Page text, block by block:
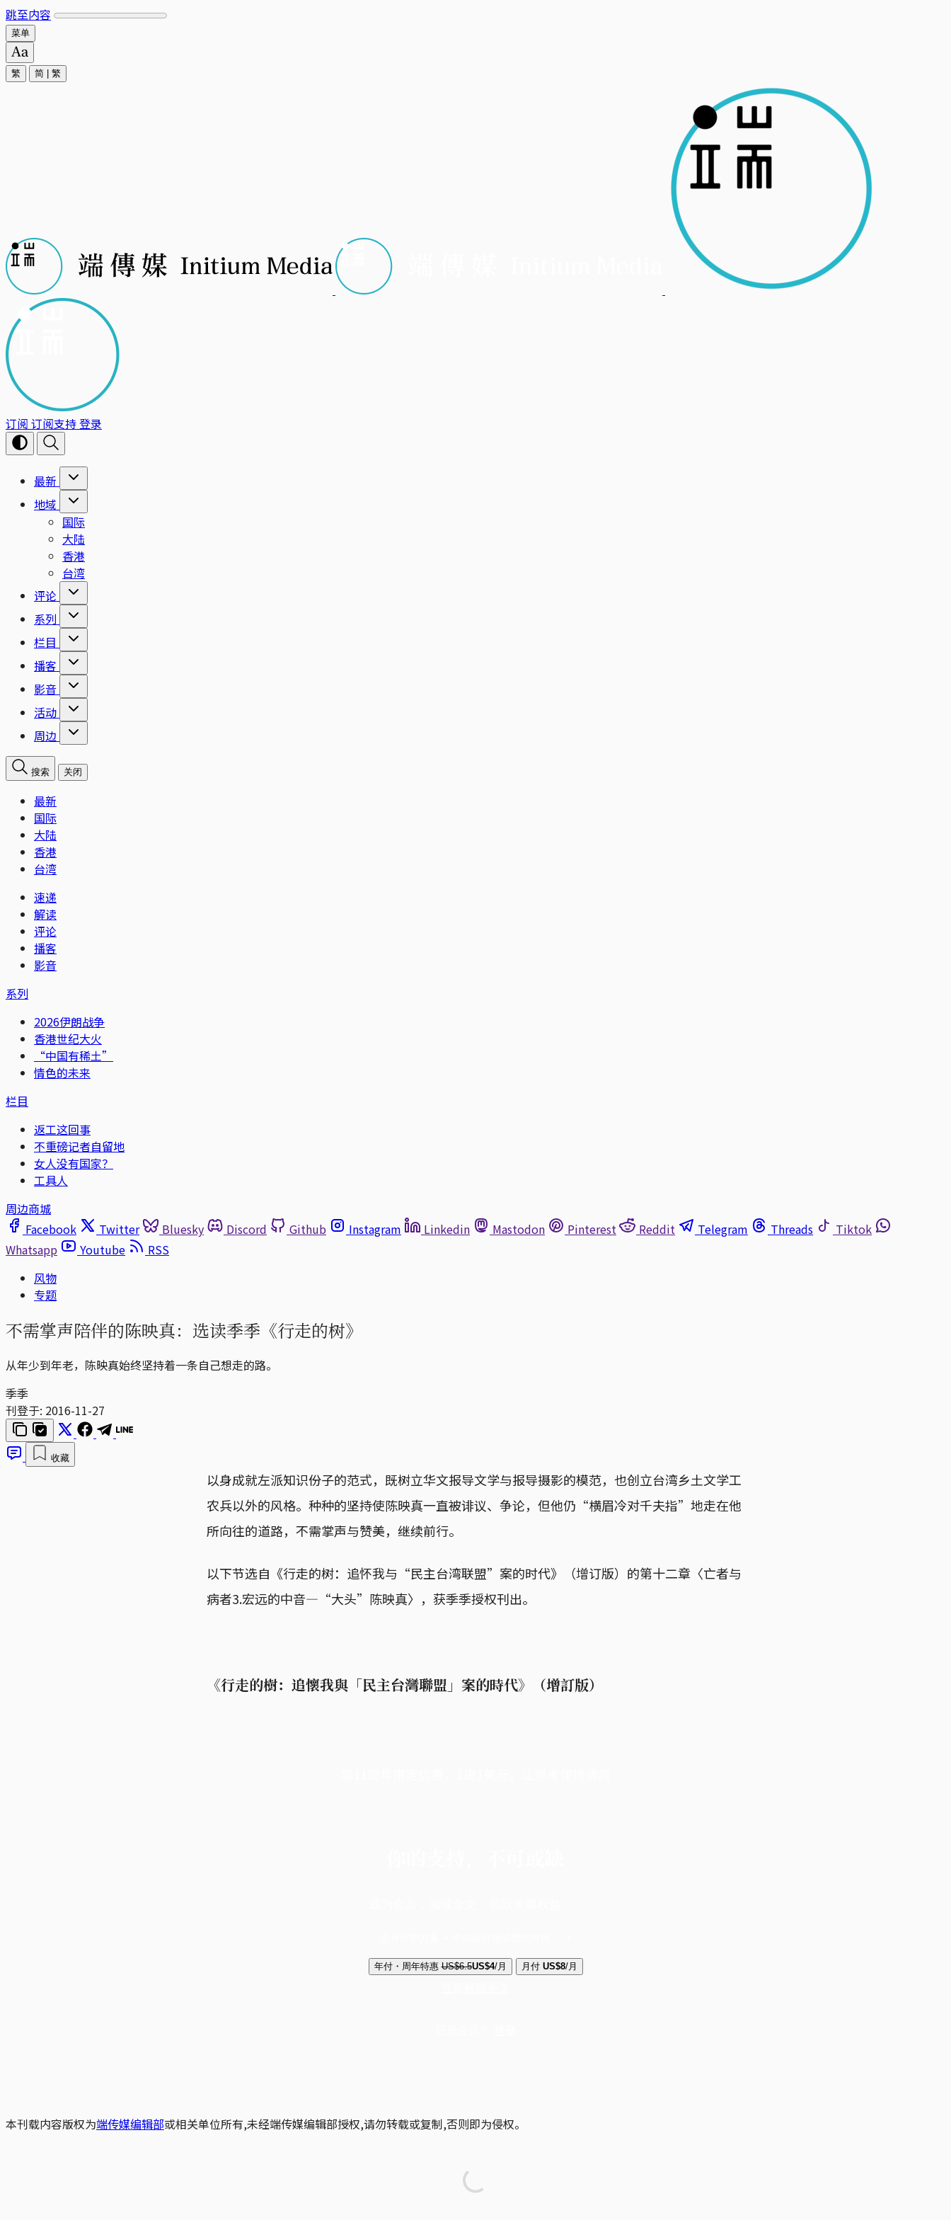
跳至内容
菜单
繁 简 繁
订阅 订阅支持登录
最新
地域
国际
大陆
香港
台湾
评论
系列
栏目
播客
影音
活动
周边
搜索 关闭
最新
国际
大陆
香港
台湾
速递
解读
评论
播客
影音
系列
2026伊朗战争
香港世纪大火
“中国有稀土”
情色的未来
栏目
返工这回事
不重磅记者自留地
女人没有国家？
工具人
周边商城
Facebook
Twitter Bluesky Discord Github Instagram Linkedin Mastodon Pinterest Reddit Telegram Threads
Tiktok
Whatsapp
Youtube
RSS
风物
专题
不需掌声陪伴的陈映真：选读季季《行走的树》
从年少到年老，陈映真始终坚持着一条自己想走的路。
季季
刊登于: 2016-11-27
收藏
以身成就左派知识份子的范式，既树立华文报导文学与报导摄影的模范，也创立台湾乡土文学工
农兵以外的风格。种种的坚持使陈映真一直被诽议、争论，但他仍“横眉冷对千夫指”地走在他
所向往的道路，不需掌声与赞美，继续前行。
以下节选自《行走的树：追怀我与“民主台湾联盟”案的时代》（增订版）的第十二章〈亡者与
病者3.宏远的中音—“大头”陈映真〉，获季季授权刊出。
《行走的樹：追懷我與「民主台灣聯盟」案的時代》（增訂版）
年付・周年特惠 US$6.5US$4/月 月付 US$8/月
本刊载内容版权为端传媒编辑部或相关单位所有,未经端传媒编辑部授权,请勿转载或复制,否则即为侵权。